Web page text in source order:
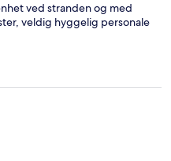
ved stranden og med
veldig hyggelig personale